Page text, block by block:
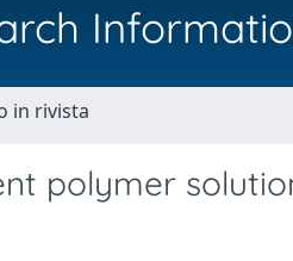
in rivista
polymer